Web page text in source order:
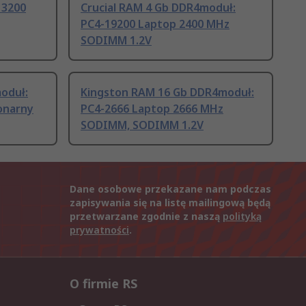
Crucial RAM 4 Gb DDR4moduł:
PC4-19200 Laptop 2400 MHz
SODIMM 1.2V
Kingston RAM 16 Gb DDR4moduł:
PC4-2666 Laptop 2666 MHz
SODIMM, SODIMM 1.2V
Dane osobowe przekazane nam podczas
zapisywania się na listę mailingową będą
przetwarzane zgodnie z naszą polityką
prywatności.
O firmie RS